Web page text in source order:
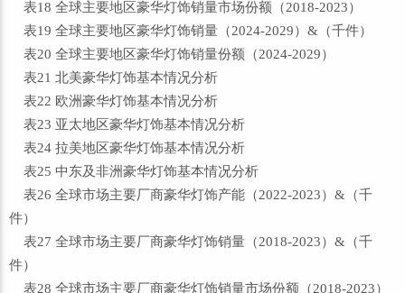
表18 全球主要地区豪华灯饰销量市场份额（2018-2023）
表19 全球主要地区豪华灯饰销量（2024-2029）&（千件）
表20 全球主要地区豪华灯饰销量份额（2024-2029）
表21 北美豪华灯饰基本情况分析
表22 欧洲豪华灯饰基本情况分析
表23 亚太地区豪华灯饰基本情况分析
表24 拉美地区豪华灯饰基本情况分析
表25 中东及非洲豪华灯饰基本情况分析
表26 全球市场主要厂商豪华灯饰产能（2022-2023）&（千
件）
表27 全球市场主要厂商豪华灯饰销量（2018-2023）&（千
件）
表28 全球市场主要厂商豪华灯饰销量市场份额（2018-2023）